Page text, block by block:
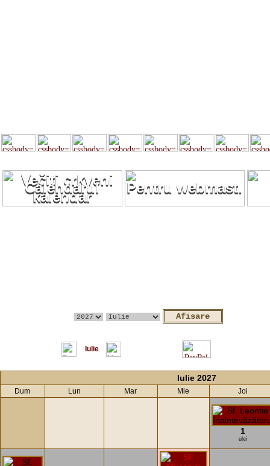
Calendarul Pentru webmast.
Iulie
Iulie 2027
Dum Lun Mar Mie Joi
1
ulei